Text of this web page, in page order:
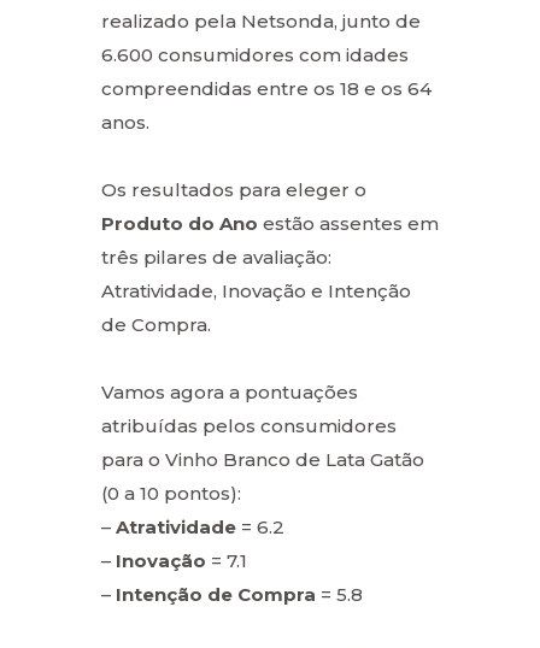
realizado pela Netsonda, junto de
6.600 consumidores com idades
compreendidas entre os 18 e os 64
anos.
Os resultados para eleger o
Produto do Ano estão assentes em
três pilares de avaliação:
Atratividade, Inovação e Intenção
de Compra.
Vamos agora a pontuações
atribuídas pelos consumidores
para o Vinho Branco de Lata Gatão
(0 a 10 pontos):
– Atratividade = 6.2
– Inovação = 7.1
– Intenção de Compra = 5.8